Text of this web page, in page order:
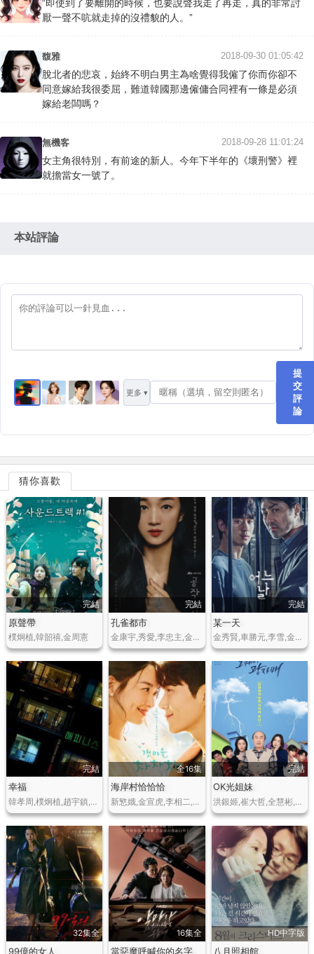
“即使到了要離開的時候，也要說聲我走了再走，真的非常討
厭一聲不吭就走掉的沒禮貌的人。”
馥雅 2018-09-30 01:05:42
脫北者的悲哀，始終不明白男主為啥覺得我僱了你而你卻不
同意嫁給我很委屈，難道韓國那邊僱傭合同裡有一條是必須
嫁給老闆嗎？
無機客 2018-09-28 11:01:24
女主角很特別，有前途的新人。今年下半年的《壞刑警》裡
就擔當女一號了。
本站評論
更多 ▾
提
交
評
論
猜你喜歡
完結
原聲帶
樸炯植,韓韶禧,金周憲
完結
孔雀都市
金康宇,秀愛,李忠主,金美淑,李學周,金榮在,金智賢,李伊潭
完結
某一天
金秀賢,車勝元,李雪,金成圭,金信祿
完結
幸福
韓孝周,樸炯植,趙宇鎮,樸珠熙,樸亨洙,韓多瑟,車順裴,裴海善
全16集
海岸村恰恰恰
新慜娥,金宣虎,李相二,趙漢哲,印喬鎮,李鳳蓮,姜炯碩,金英玉,車清華
完結
OK光姐妹
洪銀姬,崔大哲,全慧彬,金景南,高媛熙,薛正煥
32集全
99億的女人
16集全
當惡魔呼喊你的名字
HD中字版
八月照相館